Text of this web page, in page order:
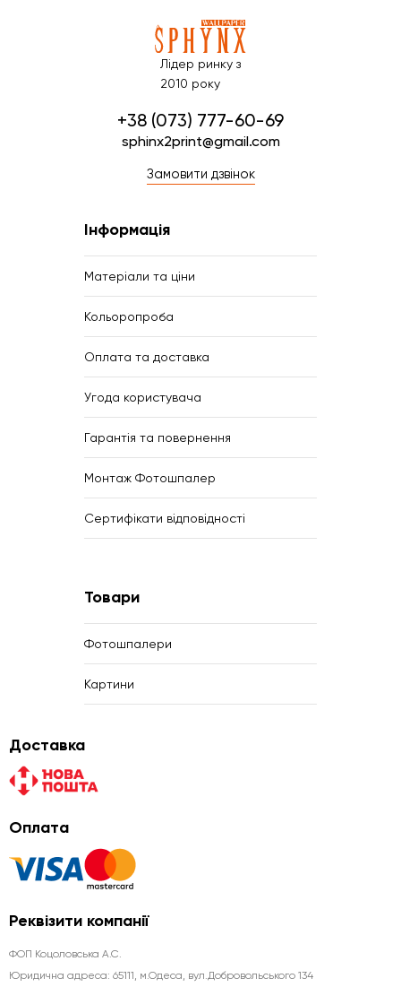
Лідер ринку з
2010 року
+38 (073) 777-60-69
sphinx2print@gmail.com
Замовити дзвінок
Інформація
Матеріали та ціни
Кольоропроба
Оплата та доставка
Угода користувача
Гарантія та повернення
Монтаж Фотошпалер
Сертифікати відповідності
Товари
Фотошпалери
Картини
Доставка
Оплата
Реквізити компанії
ФОП Коцоловська А.С.
Юридична aдреса: 65111, м.Одеса, вул.Добровольського 134